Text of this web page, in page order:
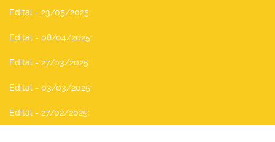
Edital - 23/05/2025:
Edital - 08/04/2025:
Edital - 27/03/2025:
Edital - 03/03/2025:
Edital - 27/02/2025: